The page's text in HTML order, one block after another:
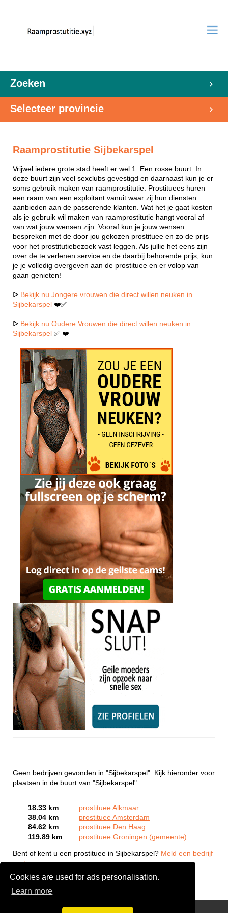
Cookies are used for ads personalisation.
Learn more
Zoeken
Selecteer provincie
Raamprostitutie Sijbekarspel
Vrijwel iedere grote stad heeft er wel 1: Een rosse buurt. In
deze buurt zijn veel sexclubs gevestigd en daarnaast kun je er
soms gebruik maken van raamprostitutie. Prostituees huren
een raam van een exploitant vanuit waar zij hun diensten
aanbieden aan de passerende klanten. Wat het je gaat kosten
als je gebruik wil maken van raamprostitutie hangt vooral af
van wat jouw wensen zijn. Vooraf kun je jouw wensen
bespreken met de door jou gekozen prostituee en zo de prijs
voor het prostitutiebezoek vast leggen. Als jullie het eens zijn
over de te verlenen service en de daarbij behorende prijs, kun
je je volledig overgeven aan de prostituee en er volop van
gaan genieten!
ᐅ Bekijk nu Jongere vrouwen die direct willen neuken in
Sijbekarspel ❤️✅
ᐅ Bekijk nu Oudere Vrouwen die direct willen neuken in
Sijbekarspel ✅ ❤️
Geen bedrijven gevonden in "Sijbekarspel". Kijk hieronder voor
plaatsen in de buurt van "Sijbekarspel".
18.33 km
prostituee Alkmaar
38.04 km
prostituee Amsterdam
84.62 km
prostituee Den Haag
119.89 km
prostituee Groningen (gemeente)
Bent of kent u een prostituee in Sijbekarspel? Meld een bedrijf
gratis aan